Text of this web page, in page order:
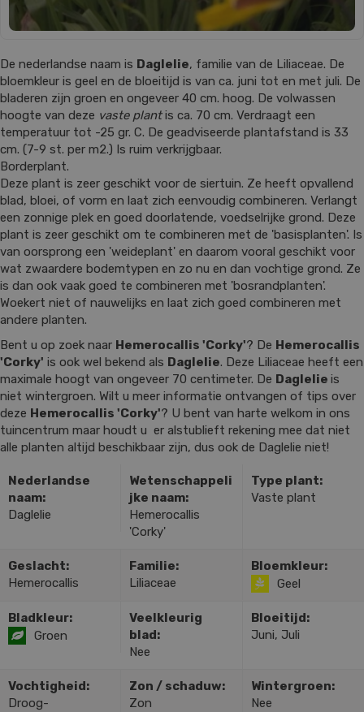
De nederlandse naam is Daglelie, familie van de Liliaceae. De
bloemkleur is geel en de bloeitijd is van ca. juni tot en met juli. De
bladeren zijn groen en ongeveer 40 cm. hoog. De volwassen
hoogte van deze vaste plantis ca. 70 cm. Verdraagt een
temperatuur tot -25 gr. C. De geadviseerde plantafstand is 33
cm. (7-9 st. per m2.) Is ruim verkrijgbaar.
Borderplant.
Deze plant is zeer geschikt voor de siertuin. Ze heeft opvallend
blad, bloei, of vorm en laat zich eenvoudig combineren. Verlangt
een zonnige plek en goed doorlatende, voedselrijke grond. Deze
plant is zeer geschikt om te combineren met de 'basisplanten'. Is
van oorsprong een 'weideplant' en daarom vooral geschikt voor
wat zwaardere bodemtypen en zo nu en dan vochtige grond. Ze
is dan ook vaak goed te combineren met 'bosrandplanten'.
Woekert niet of nauwelijks en laat zich goed combineren met
andere planten.
Bent u op zoek naar Hemerocallis 'Corky'? De Hemerocallis
'Corky' is ook wel bekend als Daglelie. Deze Liliaceae heeft een
maximale hoogt van ongeveer 70 centimeter. De Daglelie is
niet wintergroen. Wilt u meer informatie ontvangen of tips over
deze Hemerocallis 'Corky'? U bent van harte welkom in ons
tuincentrum maar houdt u er alstublieft rekening mee dat niet
alle planten altijd beschikbaar zijn, dus ook de Daglelie niet!
Nederlandse
naam:
Daglelie
Wetenschappeli
jke naam:
Hemerocallis
'Corky'
Type plant:
Vaste plant
Geslacht:
Hemerocallis
Familie:
Liliaceae
Bloemkleur:
Geel
Bladkleur:
Groen
Veelkleurig
blad:
Nee
Bloeitijd:
Juni, Juli
Vochtigheid:
Droog-
Zon / schaduw:
Zon
Wintergroen:
Nee